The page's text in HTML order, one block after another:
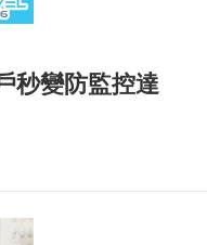
秒變防監控達